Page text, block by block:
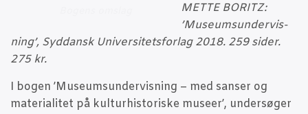
METTE BORITZ:
’Muse­ums­un­der­vis­
ning’, Syd­dansk Uni­ver­si­tets­for­lag 2018. 259 sider.
275 kr.
I bogen ’Muse­ums­un­der­vis­ning – med san­ser og
mate­ri­a­li­tet på kul­tur­hi­sto­ri­ske muse­er’, under­sø­ger